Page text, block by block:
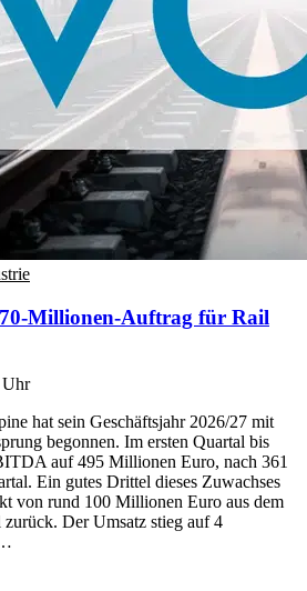
Millionen-Auftrag für Rail
Uhr
hat sein Geschäftsjahr 2026/27 mit
begonnen. Im ersten Quartal bis
auf 495 Millionen Euro, nach 361
Ein gutes Drittel dieses Zuwachses
von rund 100 Millionen Euro aus dem
Der Umsatz stieg auf 4